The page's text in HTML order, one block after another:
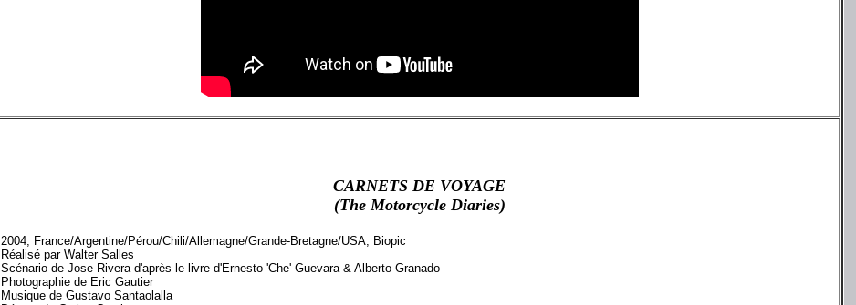
CARNETS DE VOYAGE
(The Motorcycle Diaries)
2004, France/Argentine/Pérou/Chili/Allemagne/Grande-Bretagne/USA, Biopic
Réalisé par Walter Salles
Scénario de Jose Rivera d'après le livre d'Ernesto 'Che' Guevara & Alberto Granado
Photographie de Eric Gautier
Musique de Gustavo Santaolalla